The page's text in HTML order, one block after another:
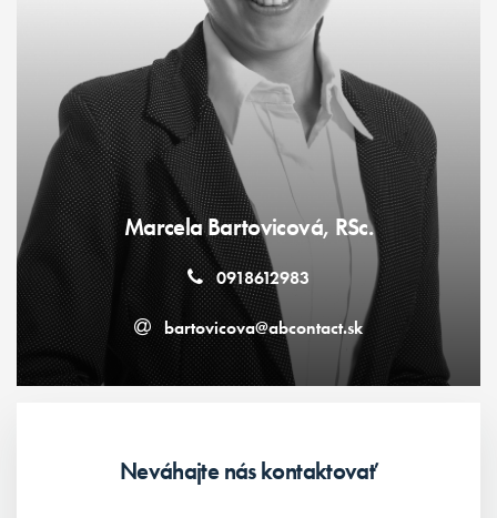
Marcela Bartovicová, RSc.
0918612983
bartovicova@abcontact.sk
Neváhajte nás kontaktovať